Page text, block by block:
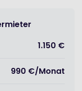
1.150 €
990 €/Monat